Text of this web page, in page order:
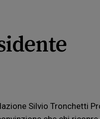
Silvio Tronchetti